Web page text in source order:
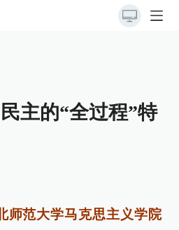
主的“全过程”特
师范大学马克思主义学院